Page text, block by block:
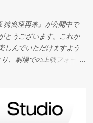
したということで、そう
チェック（パカパカチェ
かると、画面全体が輝度
の薄い、不自然で暗い画
を見ていて「暗い？」と
(Original Frame)）とは
ギリまで寄せるべく、TV
猗窩座再来』が公開中で
とうございます。これか
しんでいただけますよう
、劇場での上映フォーマ
館でMX4D・4DX通常上
伴い、近年は一つの映画